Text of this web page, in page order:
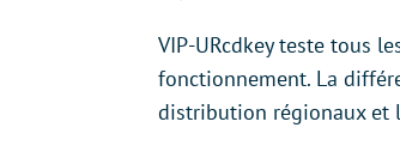
VIP-URcdkey teste tous
fonctionnement. La
distribution régionaux et